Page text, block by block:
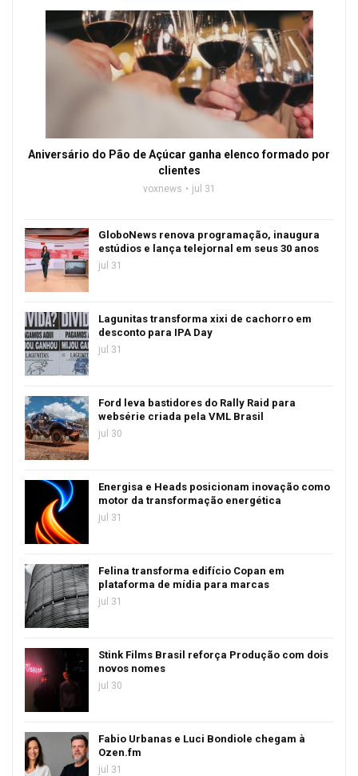
Aniversário do Pão de Açúcar ganha elenco formado por
clientes
voxnews jul 31
GloboNews renova programação, inaugura
estúdios e lança telejornal em seus 30 anos
jul 31
Lagunitas transforma xixi de cachorro em
desconto para IPA Day
jul 31
Ford leva bastidores do Rally Raid para
websérie criada pela VML Brasil
jul 30
Energisa e Heads posicionam inovação como
motor da transformação energética
jul 31
Felina transforma edifício Copan em
plataforma de mídia para marcas
jul 31
Stink Films Brasil reforça Produção com dois
novos nomes
jul 30
Fabio Urbanas e Luci Bondiole chegam à
Ozen.fm
jul 31